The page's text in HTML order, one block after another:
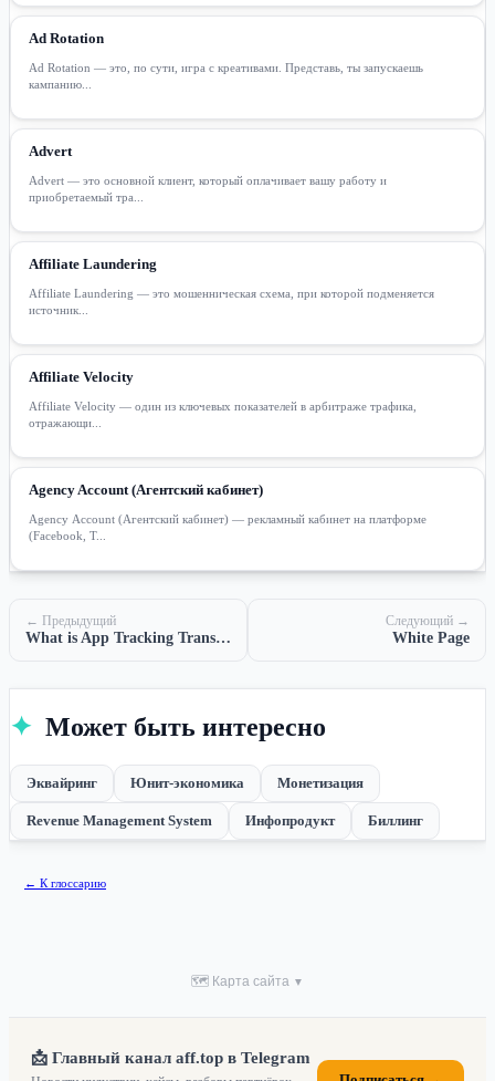
Ad Rotation
Ad Rotation — это, по сути, игра с креативами. Представь, ты запускаешь
кампанию...
Advert
Advert — это основной клиент, который оплачивает вашу работу и
приобретаемый тра...
Affiliate Laundering
Affiliate Laundering — это мошенническая схема, при которой подменяется
источник...
Affiliate Velocity
Affiliate Velocity — один из ключевых показателей в арбитраже трафика,
отражающи...
Agency Account (Агентский кабинет)
Agency Account (Агентский кабинет) — рекламный кабинет на платформе
(Facebook, T...
← Предыдущий
What is App Tracking Transparency (ATT)?
Следующий →
White Page
✦ Может быть интересно
Эквайринг Юнит-экономика Монетизация
Revenue Management System Инфопродукт Биллинг
← К глоссарию
🗺 Карта сайта ▼
📩 Главный канал aff.top в Telegram